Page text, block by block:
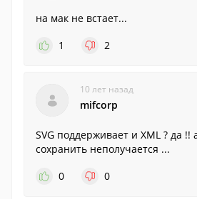
на мак не встает...
1
2
10 лет назад
mifcorp
SVG поддерживает и XML ? да !!
сохранить неполучается ...
0
0